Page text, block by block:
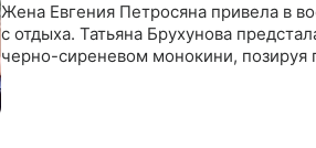
Жена Евгения Петросяна привела в
с отдыха. Татьяна Брухунова
черно-сиреневом монокини, позируя